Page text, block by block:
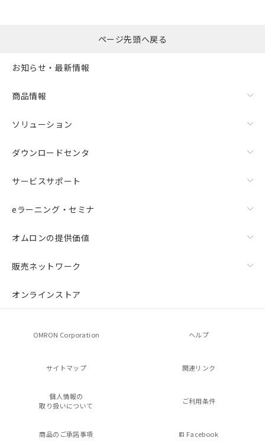
ページ先頭へ戻る
お知らせ・最新情報
商品情報
ソリューション
ダウンロードセンタ
サービスサポート
eラーニング・セミナ
オムロンの提供価値
販売ネットワーク
オンラインストア
OMRON Corporation ヘルプ
サイトマップ 関連リンク
個人情報の
取り扱いについて
ご利用条件
商品のご承諾事項 Facebook